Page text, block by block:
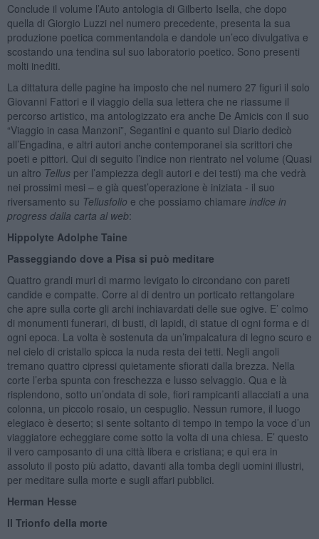
Conclude il volume l’Auto antologia di Gilberto Isella, che dopo
quella di Giorgio Luzzi nel numero precedente, presenta la sua
produzione poetica commentandola e dandole un’eco divulgativa e
scostando una tendina sul suo laboratorio poetico. Sono presenti
molti inediti.
La dittatura delle pagine ha imposto che nel numero 27 figuri il solo
Giovanni Fattori e il viaggio della sua lettera che ne riassume il
percorso artistico, ma antologizzato era anche De Amicis con il suo
“Viaggio in casa Manzoni”, Segantini e quanto sul Diario dedicò
all’Engadina, e altri autori anche contemporanei sia scrittori che
poeti e pittori. Qui di seguito l’indice non rientrato nel volume (Quasi
un altro Tellusper l’ampiezza degli autori e dei testi) ma che vedrà
nei prossimi mesi – e già quest’operazione è iniziata - il suo
riversamento su Tellusfolio e che possiamo chiamare indice in
progress dalla carta al web:
Hippolyte Adolphe Taine
Passeggiando dove a Pisa si può meditare
Quattro grandi muri di marmo levigato lo circondano con pareti
candide e compatte. Corre al di dentro un porticato rettangolare
che apre sulla corte gli archi inchiavardati delle sue ogive. E’ colmo
di monumenti funerari, di busti, di lapidi, di statue di ogni forma e di
ogni epoca. La volta è sostenuta da un’impalcatura di legno scuro e
nel cielo di cristallo spicca la nuda resta dei tetti. Negli angoli
tremano quattro cipressi quietamente sfiorati dalla brezza. Nella
corte l’erba spunta con freschezza e lusso selvaggio. Qua e là
risplendono, sotto un’ondata di sole, fiori rampicanti allacciati a una
colonna, un piccolo rosaio, un cespuglio. Nessun rumore, il luogo
elegiaco è deserto; si sente soltanto di tempo in tempo la voce d’un
viaggiatore echeggiare come sotto la volta di una chiesa. E’ questo
il vero camposanto di una città libera e cristiana; e qui era in
assoluto il posto più adatto, davanti alla tomba degli uomini illustri,
per meditare sulla morte e sugli affari pubblici.
Herman Hesse
Il Trionfo della morte